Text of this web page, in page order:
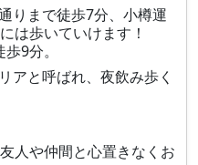
りまで徒歩7分、小樽運
は歩いていけます！
9分。
アと呼ばれ、夜飲み歩く
人や仲間と心置きなくお